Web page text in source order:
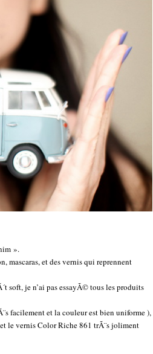
».
mascaras, et des vernis qui reprennent
soft, je n’ai pas essayÃ© tous les produits
facilement et la couleur est bien uniforme ),
le vernis Color Riche 861 trÃ¨s joliment